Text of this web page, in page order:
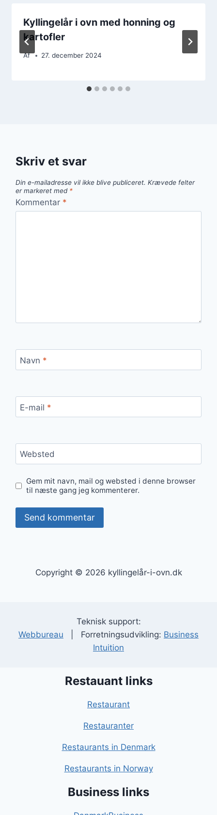
Kyllingelår i ovn med honning og
kartofler
Af 27. december 2024
Skriv et svar
Din e-mailadresse vil ikke blive publiceret. Krævede felter
er markeret med *
Kommentar *
Navn *
E-mail *
Websted
Gem mit navn, mail og websted i denne browser
til næste gang jeg kommenterer.
Copyright © 2026 kyllingelår-i-ovn.dk
Teknisk support:
Webbureau | Forretningsudvikling: Business
Intuition
Restauant links
Restaurant
Restauranter
Restaurants in Denmark
Restaurants in Norway
Business links